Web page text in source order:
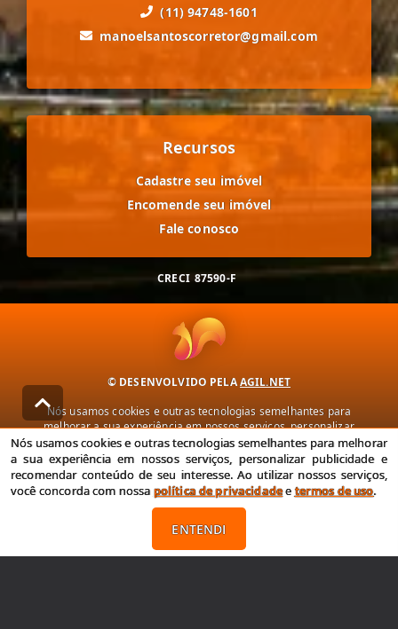
(11) 94748-1601
manoelsantoscorretor@gmail.com
Recursos
Cadastre seu imóvel
Encomende seu imóvel
Fale conosco
CRECI 87590-F
© DESENVOLVIDO PELAAGIL.NET
Nós usamos cookies e outras tecnologias semelhantes para
melhorar a sua experiência em nossos serviços, personalizar
publicidade e recomendar conteúdo de seu interesse. Ao utilizar
nossos serviços, você concorda com nossa política de privacidade e
termos de uso.
Política de Privacidade Termos de uso
Nós usamos cookies e outras tecnologias semelhantes para melhorar
a sua experiência em nossos serviços, personalizar publicidade e
recomendar conteúdo de seu interesse. Ao utilizar nossos serviços,
você concorda com nossa política de privacidadeetermos de uso.
ENTENDI